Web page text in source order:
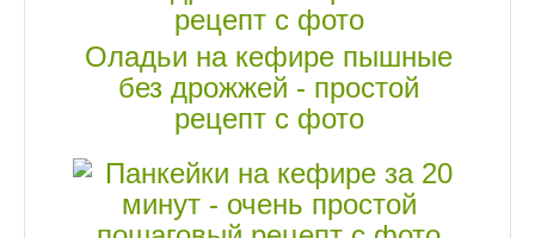
Оладьи на кефире пышные
без дрожжей - простой
рецепт с фото